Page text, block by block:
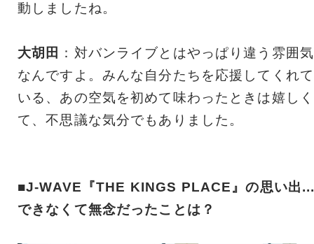
動しましたね。
大胡田
：対バンライブとはやっぱり違う雰囲気
なんですよ。みんな自分たちを応援してくれて
いる、あの空気を初めて味わったときは嬉しく
て、不思議な気分でもありました。
■J-WAVE『THE KINGS PLACE』の思い出
できなくて無念だったことは？